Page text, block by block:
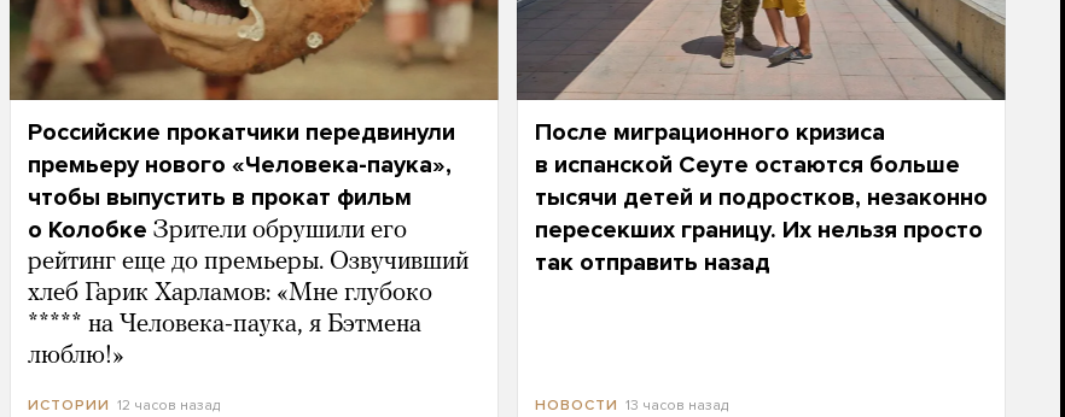
Российские прокатчики передвинули
премьеру нового «Человека-паука»,
чтобы выпустить в прокат фильм
о Колобке Зрители обрушили его
рейтинг еще до премьеры. Озвучивший
хлеб Гарик Харламов: «Мне глубоко
***** на Человека-паука, я Бэтмена
люблю!»
ИСТОРИИ 12 часов назад
После миграционного кризиса
в испанской Сеуте остаются больше
тысячи детей и подростков, незаконно
пересекших границу. Их нельзя просто
так отправить назад
НОВОСТИ 13 часов назад